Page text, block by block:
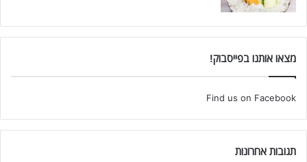
מצאו אותנו בפייסבוק!
Find us on Facebook
תגובות אחרונות